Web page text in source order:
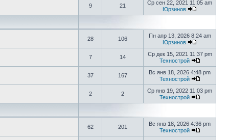
9 21
Ср сен 22, 2021 11:05 am
Юрзинов
28 106
Пн апр 13, 2026 8:24 am
Юрзинов
7 14
Ср дек 15, 2021 11:37 pm
Технострой
37 167
Вс янв 18, 2026 4:48 pm
Технострой
2 2
Ср янв 19, 2022 11:03 pm
Технострой
62 201
Вс янв 18, 2026 4:36 pm
Технострой